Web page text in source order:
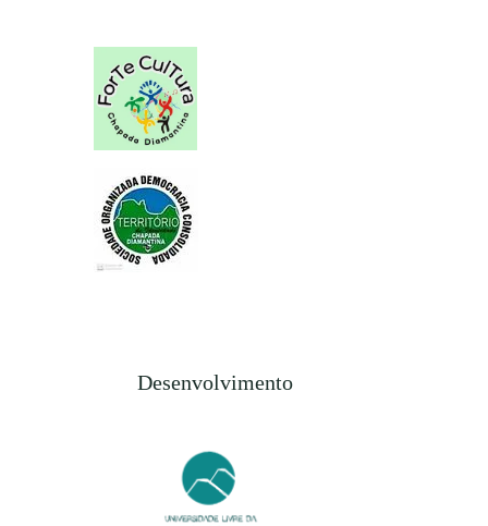
Desenvolvimento